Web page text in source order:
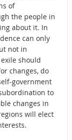
of
the people in
about it. In
can only
not in
should
changes, do
government
to
changes in
will elect